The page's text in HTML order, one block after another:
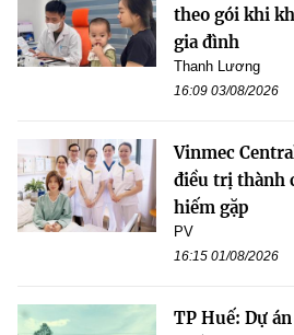
theo gói khi
gia đình
Thanh Lương
16:09 03/08/2026
Vinmec
điều trị thành
hiếm gặp
PV
16:15 01/08/2026
TP Huế: Dự